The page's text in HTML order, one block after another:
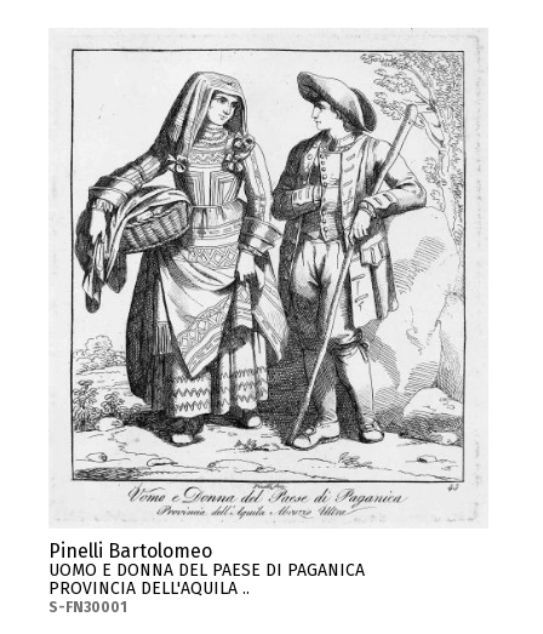
Pinelli Bartolomeo
UOMO E DONNA DEL PAESE DI PAGANICA
PROVINCIA DELL'AQUILA ..
S-FN30001